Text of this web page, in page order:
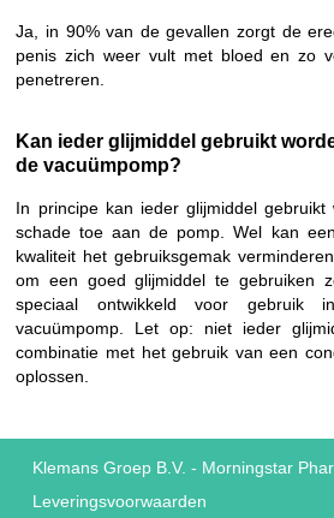
Ja, in 90% van de gevallen zorgt de
penis zich weer vult met bloed en zo
penetreren.
Kan ieder glijmiddel gebruikt
de vacuümpomp?
In principe kan ieder glijmiddel
schade toe aan de pomp. Wel kan
kwaliteit het gebruiksgemak
om een goed glijmiddel te gebruiken
speciaal ontwikkeld voor gebruik
vacuümpomp. Let op: niet ieder
combinatie met het gebruik van een
oplossen.
Klemans Groep B.V. - Morningstar
Leveringsvoorwaarden